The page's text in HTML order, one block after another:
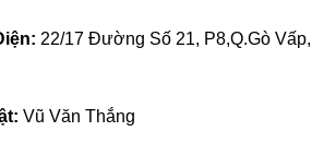
22/17 Đường Số 21, P8,Q.Gò Vấp,
Vũ Văn Thắng